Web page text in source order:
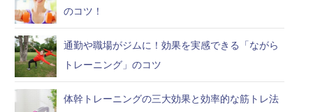
のコツ！
通勤や職場がジムに！効果を実感できる「ながら
トレーニング」のコツ
体幹トレーニングの三大効果と効率的な筋トレ法